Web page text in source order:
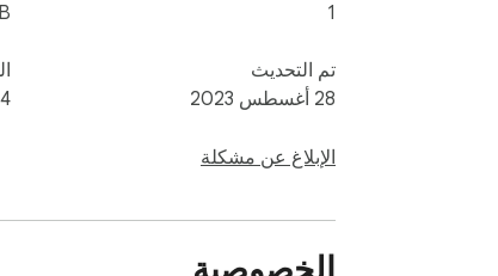
1
تم التحديث
28 أغسطس 2023
الإبلاغ عن مشكلة